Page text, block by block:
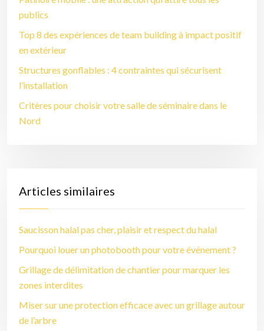
publics
Top 8 des expériences de team building à impact positif
en extérieur
Structures gonflables : 4 contraintes qui sécurisent
l’installation
Critères pour choisir votre salle de séminaire dans le
Nord
Articles similaires
Saucisson halal pas cher, plaisir et respect du halal
Pourquoi louer un photobooth pour votre événement ?
Grillage de délimitation de chantier pour marquer les
zones interdites
Miser sur une protection efficace avec un grillage autour
de l’arbre